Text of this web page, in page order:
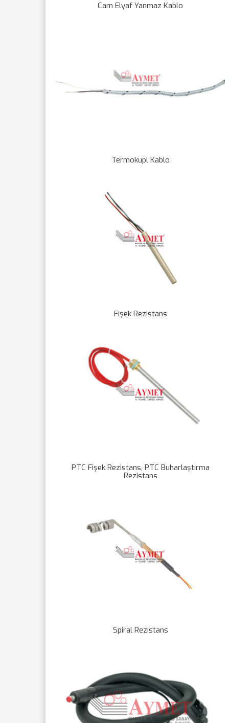
Cam Elyaf Yanmaz Kablo
Termokupl Kablo
Fişek Rezistans
PTC Fişek Rezistans, PTC Buharlaştırma
Rezistans
Spiral Rezistans